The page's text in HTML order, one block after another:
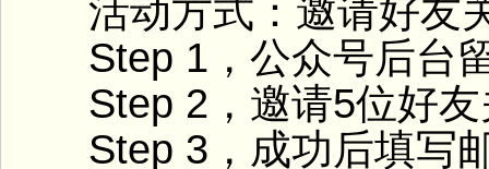
活动方式：邀请好友
Step 1，公众号后台留
Step 2，邀请5位好友
Step 3，成功后填写邮